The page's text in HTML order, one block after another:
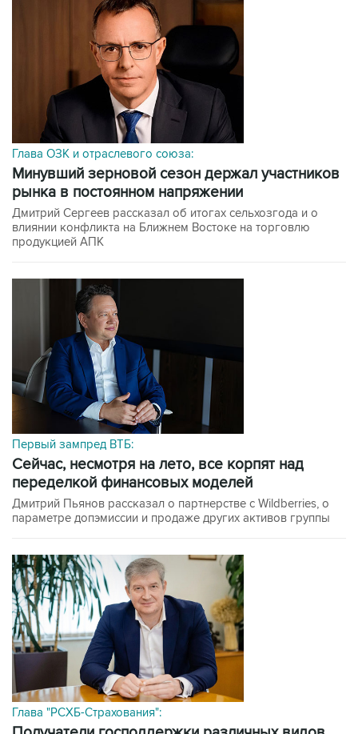
Глава ОЗК и отраслевого союза:
минувший зерновой сезон держал участников
рынка в постоянном напряжении
Дмитрий Сергеев рассказал об итогах сельхозгода и о
влиянии конфликта на Ближнем Востоке на торговлю
продукцией АПК
Первый зампред ВТБ:
сейчас, несмотря на лето, все корпят над
переделкой финансовых моделей
Дмитрий Пьянов рассказал о партнерстве с Wildberries, о
параметре допэмиссии и продаже других активов группы
Глава "РСХБ-Страхования":